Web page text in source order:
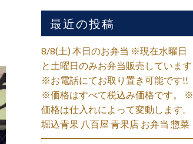
最近の投稿
8/8(土) 本日のお弁当 ※現在水曜日
と土曜日のみお弁当販売しています
※お電話にてお取り置き可能です!!
※価格はすべて税込み価格です。 ※
価格は仕入れによって変動します。
堀込青果 八百屋 青果店 お弁当 惣菜